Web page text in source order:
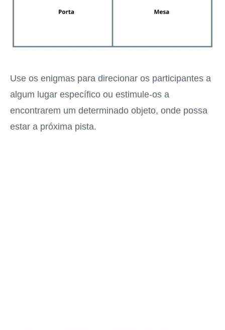
Use os enigmas para direcionar os participantes a
algum lugar específico ou estimule-os a
encontrarem um determinado objeto, onde possa
estar a próxima pista.